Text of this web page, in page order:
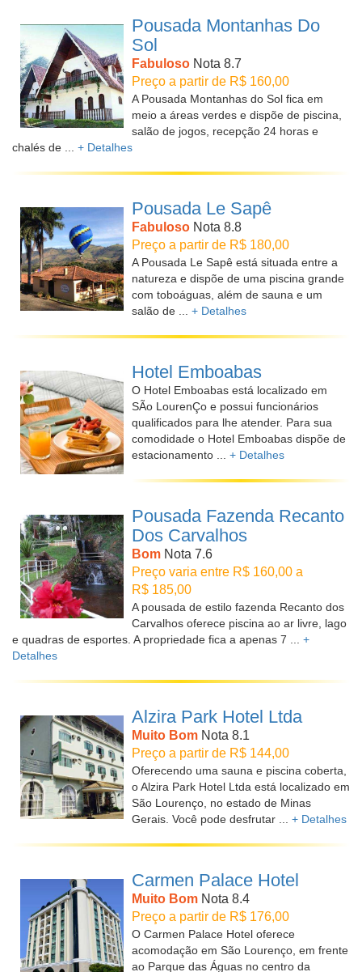
Pousada Montanhas Do
Sol
Fabuloso Nota 8.7
Preço a partir de R$ 160,00
A Pousada Montanhas do Sol fica em
meio a áreas verdes e dispõe de piscina,
salão de jogos, recepção 24 horas e
chalés de ... + Detalhes
Pousada Le Sapê
Fabuloso Nota 8.8
Preço a partir de R$ 180,00
A Pousada Le Sapê está situada entre a
natureza e dispõe de uma piscina grande
com toboáguas, além de sauna e um
salão de ... + Detalhes
Hotel Emboabas
O Hotel Emboabas está localizado em
SÃo LourenÇo e possui funcionários
qualificados para lhe atender. Para sua
comodidade o Hotel Emboabas dispõe de
estacionamento ... + Detalhes
Pousada Fazenda Recanto
Dos Carvalhos
Bom Nota 7.6
Preço varia entre R$ 160,00 a
R$ 185,00
A pousada de estilo fazenda Recanto dos
Carvalhos oferece piscina ao ar livre, lago
e quadras de esportes. A propriedade fica a apenas 7 ... +
Detalhes
Alzira Park Hotel Ltda
Muito Bom Nota 8.1
Preço a partir de R$ 144,00
Oferecendo uma sauna e piscina coberta,
o Alzira Park Hotel Ltda está localizado em
São Lourenço, no estado de Minas
Gerais. Você pode desfrutar ... + Detalhes
Carmen Palace Hotel
Muito Bom Nota 8.4
Preço a partir de R$ 176,00
O Carmen Palace Hotel oferece
acomodação em São Lourenço, em frente
ao Parque das Águas no centro da